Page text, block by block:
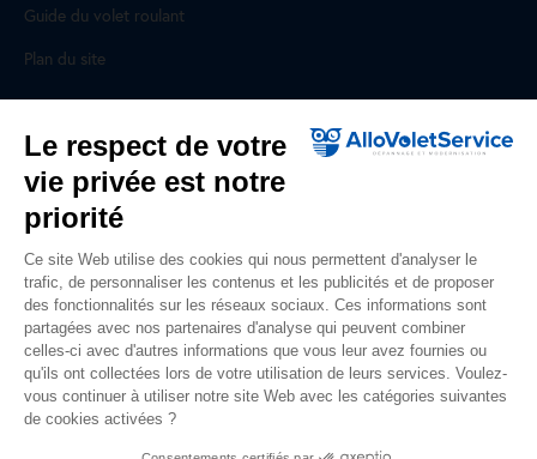
Guide du volet roulant
Plan du site
Pour les professionnels
Professionnels, des prestations ad hoc
Rejoignez un réseau national, nous recrutons !
Liens utiles
Mentions légales
Données personnelles
Le respect de votre
vie privée est notre
priorité
Ce site Web utilise des cookies qui nous permettent d'analyser le
trafic, de personnaliser les contenus et les publicités et de proposer
des fonctionnalités sur les réseaux sociaux. Ces informations sont
partagées avec nos partenaires d'analyse qui peuvent combiner
celles-ci avec d'autres informations que vous leur avez fournies ou
qu'ils ont collectées lors de votre utilisation de leurs services. Voulez-
vous continuer à utiliser notre site Web avec les catégories suivantes
de cookies activées ?